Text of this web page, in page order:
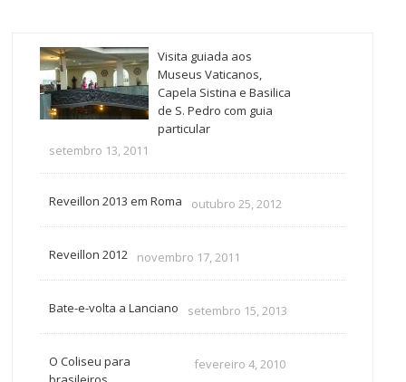
Visita guiada aos
Museus Vaticanos,
Capela Sistina e Basilica
de S. Pedro com guia
particular
setembro 13, 2011
Reveillon 2013 em Roma outubro 25, 2012
Reveillon 2012 novembro 17, 2011
Bate-e-volta a Lanciano setembro 15, 2013
O Coliseu para
fevereiro 4, 2010